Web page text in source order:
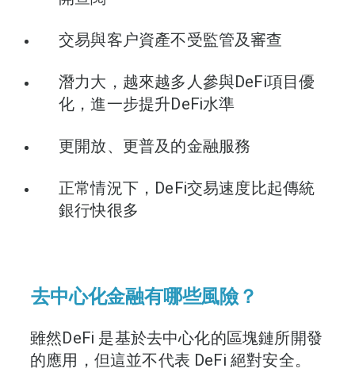
交易與客户資產不受監管及審查
潛力大，越來越多人參與DeFi項目優
化，進一步提升DeFi水準
更開放、更普及的金融服務
正常情況下，DeFi交易速度比起傳統
銀行快很多
去中心化金融有哪些風險？
雖然DeFi 是基於去中心化的區塊鏈所開發
的應用，但這並不代表 DeFi 絕對安全。